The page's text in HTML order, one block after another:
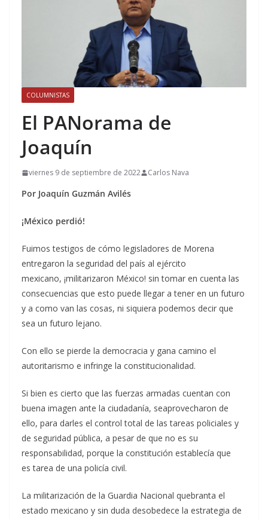
COLUMNISTAS
El PANorama de
Joaquín
viernes 9 de septiembre de 2022 Carlos Nava
Por Joaquín Guzmán Avilés
¡México perdió!
Fuimos testigos de cómo legisladores de Morena
entregaron la seguridad del país al ejército
mexicano, ¡militarizaron México! sin tomar en cuenta las
consecuencias que esto puede llegar a tener en un futuro
y a como van las cosas, ni siquiera podemos decir que
sea un futuro lejano.
Con ello se pierde la democracia y gana camino el
autoritarismo e infringe la constitucionalidad.
Si bien es cierto que las fuerzas armadas cuentan con
buena imagen ante la ciudadanía, seaprovecharon de
ello, para darles el control total de las tareas policiales y
de seguridad pública, a pesar de que no es su
responsabilidad, porque la constitución establecía que
es tarea de una policía civil.
La militarización de la Guardia Nacional quebranta el
estado mexicano y sin duda desobedece la estrategia de